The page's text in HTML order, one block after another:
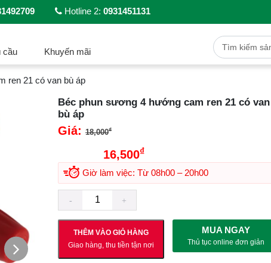
Hotline 2: 0931451131
cầu Khuyến mãi
ren 21 có van bù áp
Béc phun sương 4 hướng cam ren 21 có van
bù áp
Giá: 18,000₫
16,500₫Giá hiện tại là: 16,500₫.
Giờ làm việc: Từ 08h00 – 20h00
THÊM VÀO GIỎ HÀNG
Giao hàng, thu tiền tận nơi
MUA NGAY
Thủ tục online đơn giản